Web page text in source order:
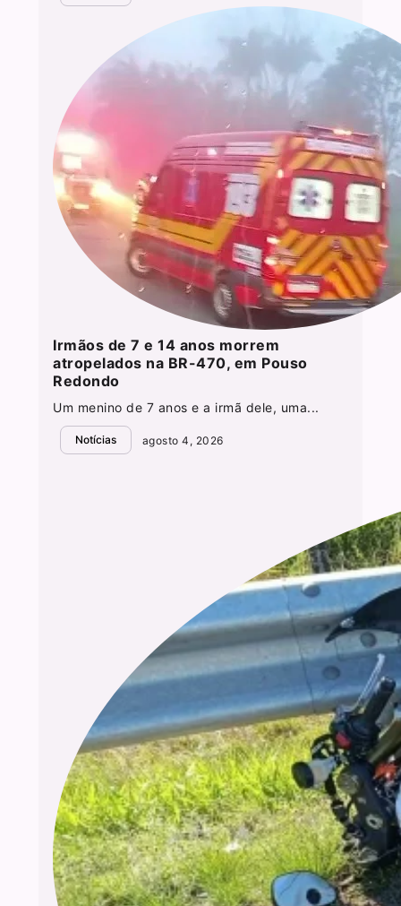
Irmãos de 7 e 14 anos morrem
atropelados na BR-470, em Pouso
Redondo
Um menino de 7 anos e a irmã dele, uma...
Notícias agosto 4, 2026